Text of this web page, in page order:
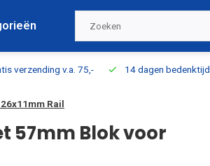
verzending v.a. 75,- 14 dagen bedenktijd
Rail
57mm Blok voor